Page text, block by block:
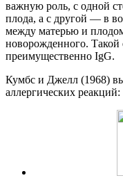
важную роль, с одной
плода, а с другой — в
между матерью и
новорожденного. Такой
преимущественно IgG.
Кумбс и Джелл (1968)
аллергических реакций: